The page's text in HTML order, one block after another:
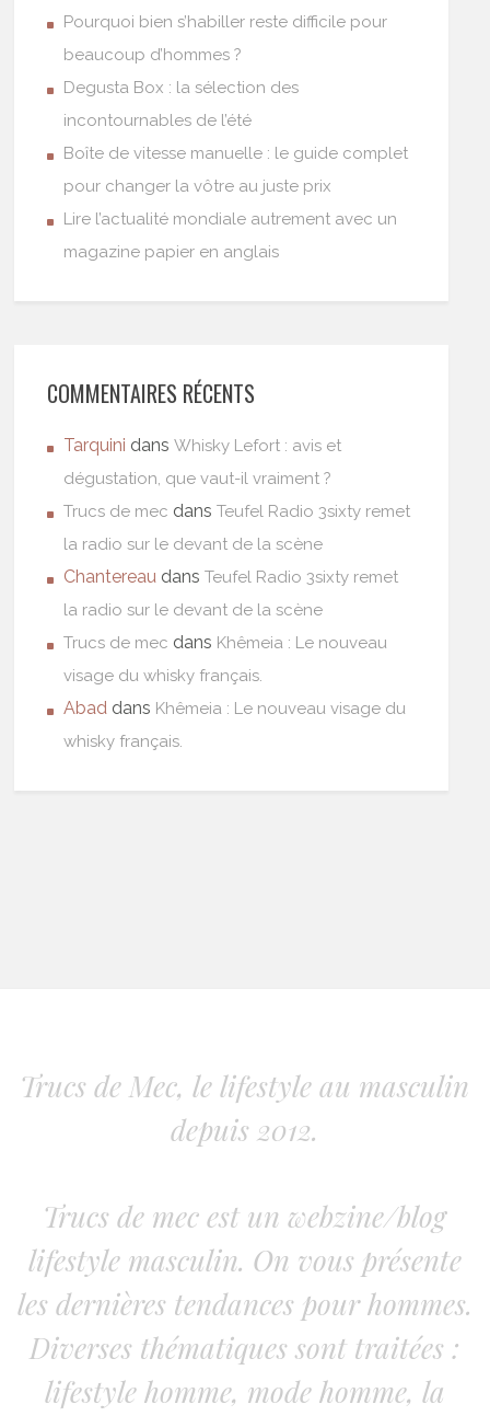
Pourquoi bien s’habiller reste difficile pour
beaucoup d’hommes ?
Degusta Box : la sélection des
incontournables de l’été
Boîte de vitesse manuelle : le guide complet
pour changer la vôtre au juste prix
Lire l’actualité mondiale autrement avec un
magazine papier en anglais
COMMENTAIRES RÉCENTS
Tarquini dansWhisky Lefort : avis et
dégustation, que vaut-il vraiment ?
Trucs de mec dansTeufel Radio 3sixty remet
la radio sur le devant de la scène
Chantereau dansTeufel Radio 3sixty remet
la radio sur le devant de la scène
Trucs de mec dans Khêmeia : Le nouveau
visage du whisky français.
Abad dans Khêmeia : Le nouveau visage du
whisky français.
Trucs de Mec, le lifestyle au masculin
depuis 2012.
Trucs de mec est un webzine/blog
lifestyle masculin. On vous présente
les dernières tendances pour hommes.
Diverses thématiques sont traitées :
lifestyle homme, mode homme, la